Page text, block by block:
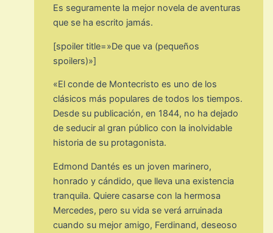
Es seguramente la mejor novela de aventuras
que se ha escrito jamás.
[spoiler title=»De que va (pequeños
spoilers)»]
«El conde de Montecristo es uno de los
clásicos más populares de todos los tiempos.
Desde su publicación, en 1844, no ha dejado
de seducir al gran público con la inolvidable
historia de su protagonista.
Edmond Dantés es un joven marinero,
honrado y cándido, que lleva una existencia
tranquila. Quiere casarse con la hermosa
Mercedes, pero su vida se verá arruinada
cuando su mejor amigo, Ferdinand, deseoso